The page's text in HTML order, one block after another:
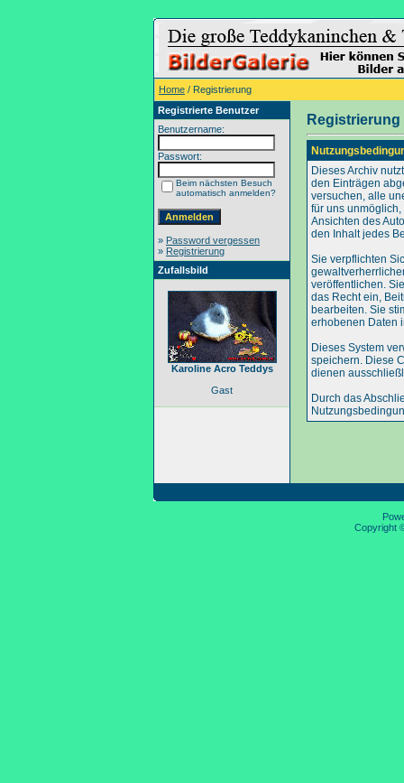
Home / Registrierung
Registrierte Benutzer
Benutzername:
Passwort:
Beim nächsten Besuch
automatisch anmelden?
» Password vergessen
» Registrierung
Zufallsbild
Karoline Acro Teddys
Gast
Registrierung
Dieses Archiv
den Einträgen
versuchen, alle
für uns
Ansichten des
den Inhalt jedes
Sie verpflichten
veröffentlichen.
das Recht ein,
bearbeiten. Sie
erhobenen Daten
Dieses System
speichern. Diese
dienen
Durch das
Copyright